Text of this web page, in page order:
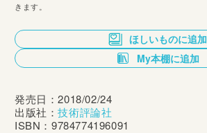
きます。
ほしいものに追加
My本棚に追加
発売日：2018/02/24
出版社：技術評論社
ISBN：9784774196091